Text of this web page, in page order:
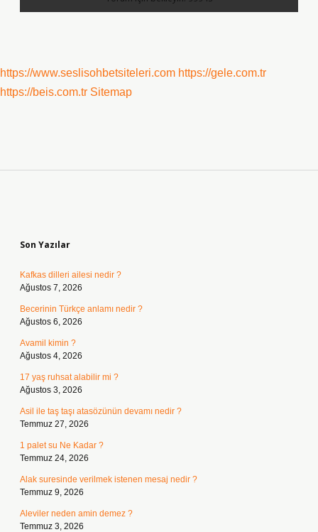
https://www.seslisohbetsiteleri.com https://gele.com.tr
https://beis.com.tr Sitemap
Son Yazılar
Kafkas dilleri ailesi nedir ?
Ağustos 7, 2026
Becerinin Türkçe anlamı nedir ?
Ağustos 6, 2026
Avamil kimin ?
Ağustos 4, 2026
17 yaş ruhsat alabilir mi ?
Ağustos 3, 2026
Asil ile taş taşı atasözünün devamı nedir ?
Temmuz 27, 2026
1 palet su Ne Kadar ?
Temmuz 24, 2026
Alak suresinde verilmek istenen mesaj nedir ?
Temmuz 9, 2026
Aleviler neden amin demez ?
Temmuz 3, 2026